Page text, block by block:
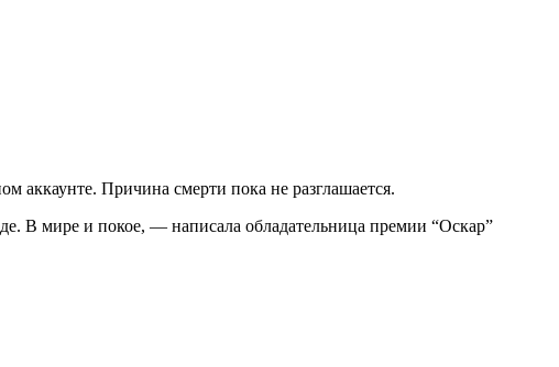
аккаунте. Причина смерти пока не разглашается.
В мире и покое, — написала обладательница премии “Оскар”